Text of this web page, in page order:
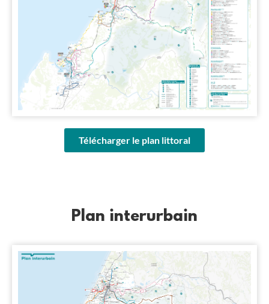
Télécharger le plan littoral
Plan interurbain